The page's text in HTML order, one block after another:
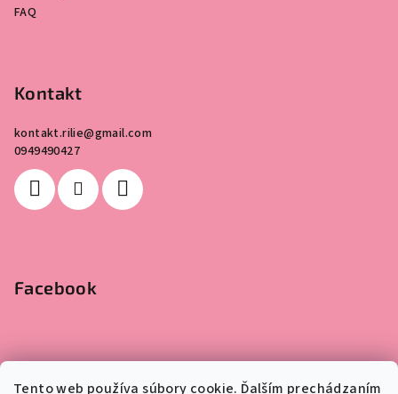
Tento web používa súbory cookie. Ďalším prechádzaním
FAQ
Kontakt
kontakt.rilie@gmail.com
0949490427
Facebook